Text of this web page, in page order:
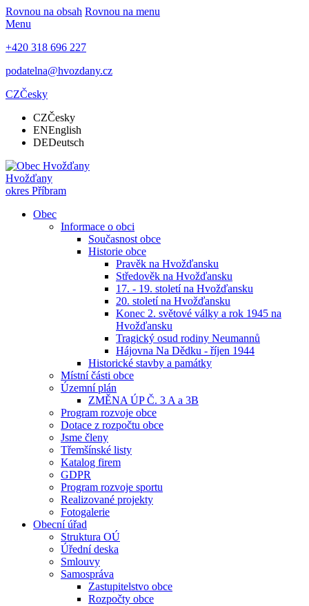
Rovnou na obsah Rovnou na menu
Menu
+420 318 696 227
podatelna@hvozdany.cz
CZČesky
CZČesky
ENEnglish
DEDeutsch
Hvožďany
okres Příbram
Obec
Informace o obci
Současnost obce
Historie obce
Pravěk na Hvožďansku
Středověk na Hvožďansku
17. - 19. století na Hvožďansku
20. století na Hvožďansku
Konec 2. světové války a rok 1945 na
Hvožďansku
Tragický osud rodiny Neumannů
Hájovna Na Dědku - říjen 1944
Historické stavby a památky
Místní části obce
Územní plán
ZMĚNA ÚP Č. 3 A a 3B
Program rozvoje obce
Dotace z rozpočtu obce
Jsme členy
Třemšínské listy
Katalog firem
GDPR
Program rozvoje sportu
Realizované projekty
Fotogalerie
Obecní úřad
Struktura OÚ
Úřední deska
Smlouvy
Samospráva
Zastupitelstvo obce
Rozpočty obce